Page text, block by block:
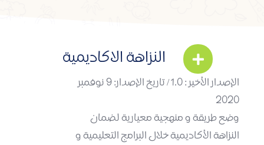
النزاهة الاكاديمية
الإصدار الأخير : 1.0 / تاريخ الإصدار: 9 نوفمبر
2020
وضع طريقة و منهجية معيارية لضمان
النزاهة الأكاديمية خلال البرامج التعليمية و